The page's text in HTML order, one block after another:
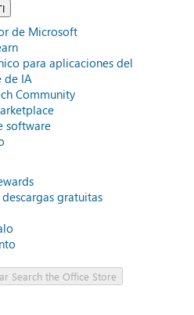
de Microsoft
para aplicaciones del
de IA
Community
software
gratuitas
Search the Office Store